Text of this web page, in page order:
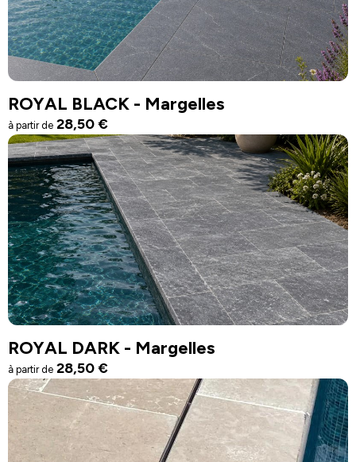
ROYAL BLACK - Margelles
à partir de 28,50€
ROYAL DARK - Margelles
à partir de 28,50€